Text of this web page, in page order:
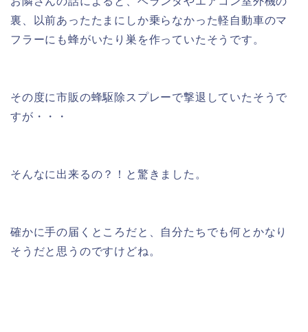
裏、以前あったたまにしか乗らなかった軽自動車のマ
フラーにも蜂がいたり巣を作っていたそうです。
その度に市販の蜂駆除スプレーで撃退していたそうで
すが・・・
そんなに出来るの？！と驚きました。
確かに手の届くところだと、自分たちでも何とかなり
そうだと思うのですけどね。